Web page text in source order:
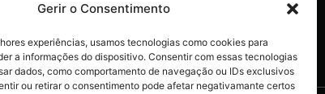
Gerir o Consentimento
experiências, usamos tecnologias como cookies para
a informações do dispositivo. Consentir com essas tecnologias
dados, como comportamento de navegação ou IDs exclusivos
ou retirar o consentimento pode afetar negativamante certos